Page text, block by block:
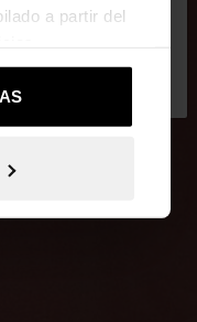
a partir del